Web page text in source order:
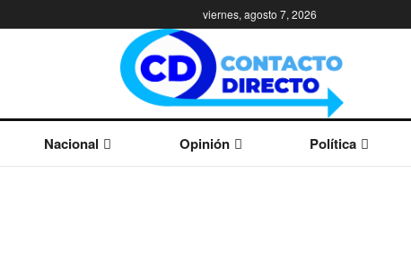
viernes, agosto 7, 2026
Nacional Opinión Política